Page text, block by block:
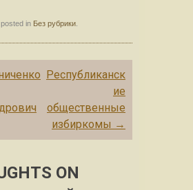
in Без рубрики
Республиканск
ие
общественные
избиркомы →
ON